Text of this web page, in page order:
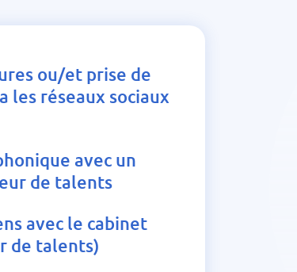
ou/et prise de
les réseaux sociaux
avec un
de talents
avec le cabinet
de talents)